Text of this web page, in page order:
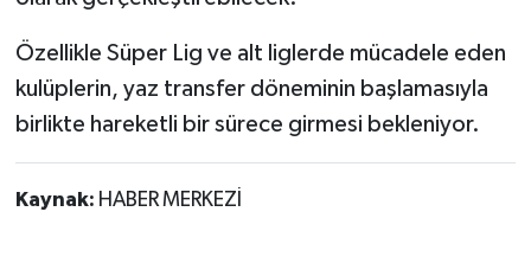
Özellikle Süper Lig ve alt liglerde mücadele eden
kulüplerin, yaz transfer döneminin başlamasıyla
birlikte hareketli bir sürece girmesi bekleniyor.
Kaynak: HABER MERKEZİ